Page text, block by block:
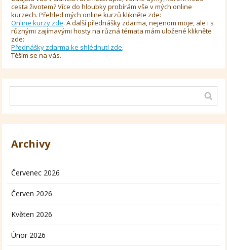
cesta životem? Více do hloubky probírám vše v mých online
kurzech. Přehled mých online kurzů klikněte zde:
Online kurzy zde. A další přednášky zdarma, nejenom moje, ale i s
různými zajímavými hosty na různá témata mám uložené klikněte
zde:
Přednášky zdarma ke shlédnutí zde.
Těším se na vás.
Archivy
Červenec 2026
Červen 2026
Květen 2026
Únor 2026